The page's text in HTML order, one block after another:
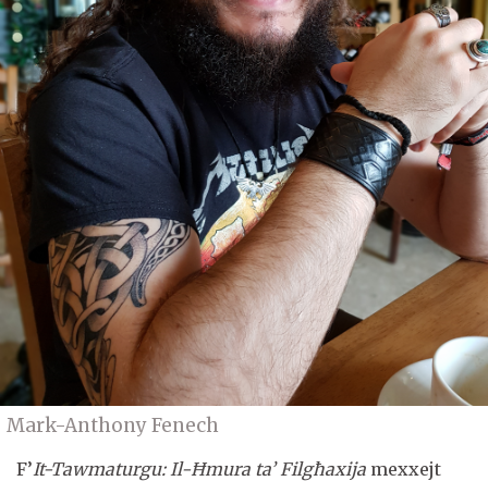
Mark-Anthony Fenech
F’It-Tawmaturgu: Il-Ħmura ta’ Filgħaxija mexxejt